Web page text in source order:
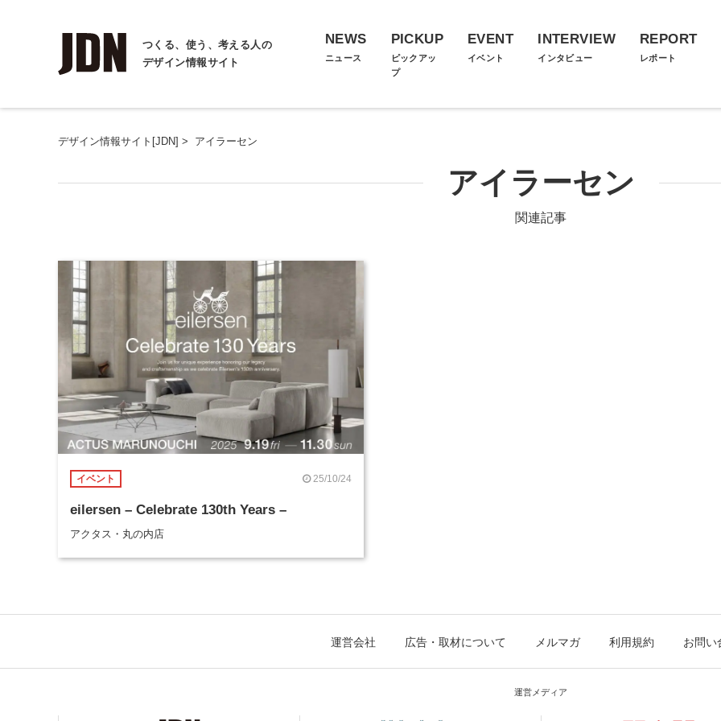
つくる、使う、考える人の
デザイン情報サイト
NEWS
ニュース
PICKUP
ピックアッ
プ
EVENT
イベント
INTERVIEW
インタビュー
REPORT
レポート
デザイン情報サイト[JDN] > アイラーセン
アイラーセン
関連記事
イベント 25/10/24
eilersen – Celebrate 130th Years –
アクタス・丸の内店
運営会社 広告・取材について メルマガ 利用規約 お問い
運営メディア